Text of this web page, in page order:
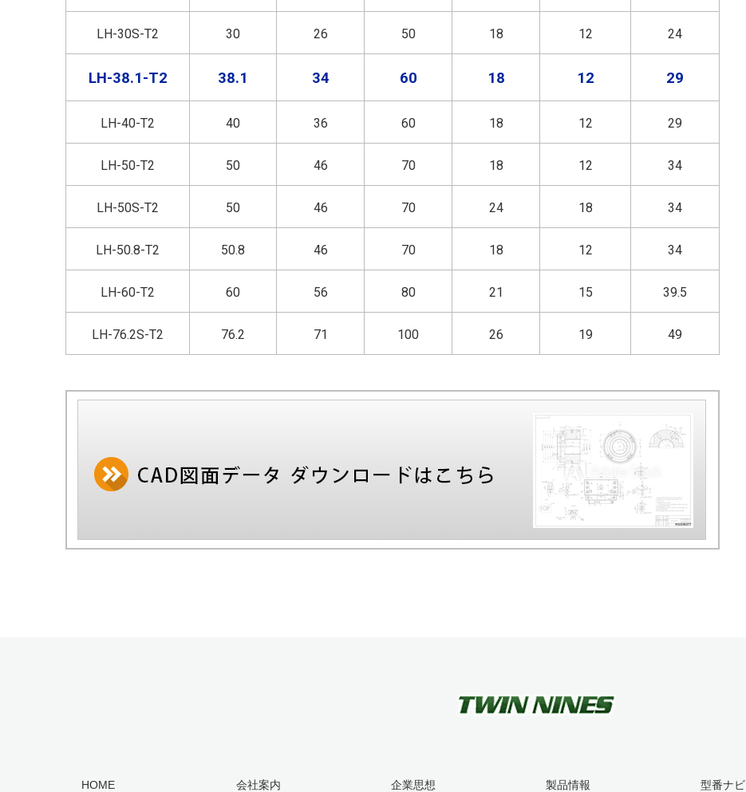
LH-30S-T2 30 26 50 18 12 24
LH-38.1-T2 38.1 34 60 18 12 29
LH-40-T2 40 36 60 18 12 29
LH-50-T2 50 46 70 18 12 34
LH-50S-T2 50 46 70 24 18 34
LH-50.8-T2 50.8 46 70 18 12 34
LH-60-T2 60 56 80 21 15 39.5
LH-76.2S-T2 76.2 71 100 26 19 49
HOME 会社案内 企業思想 製品情報 型番ナビ